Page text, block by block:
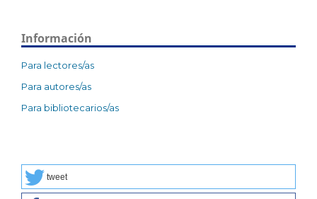
Información
Para lectores/as
Para autores/as
Para bibliotecarios/as
tweet